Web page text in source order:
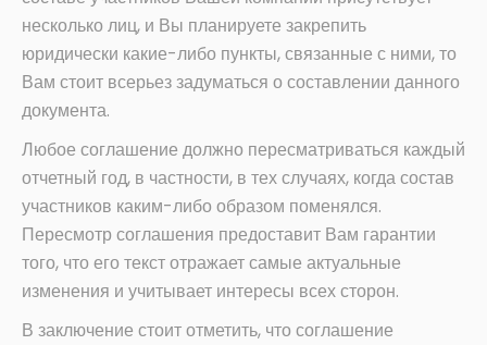
несколько лиц, и Вы планируете закрепить
юридически какие-либо пункты, связанные с ними, то
Вам стоит всерьез задуматься о составлении данного
документа.
Любое соглашение должно пересматриваться каждый
отчетный год, в частности, в тех случаях, когда состав
участников каким-либо образом поменялся.
Пересмотр соглашения предоставит Вам гарантии
того, что его текст отражает самые актуальные
изменения и учитывает интересы всех сторон.
В заключение стоит отметить, что соглашение